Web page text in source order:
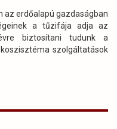
az erdőalapú gazdaságban
a tűzifája adja az
biztosítani tudunk a
szolgáltatások